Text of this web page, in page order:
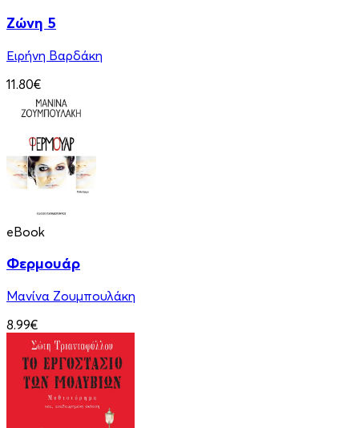
Ζώνη 5
Ειρήνη Βαρδάκη
11.80€
eBook
Φερμουάρ
Μανίνα Ζουμπουλάκη
8.99€